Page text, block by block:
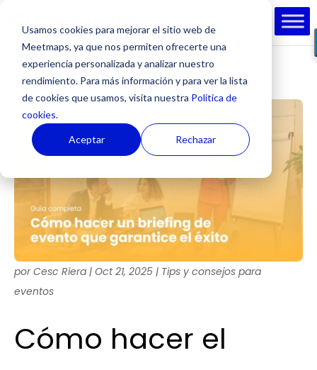
Usamos cookies para mejorar el sitio web de
Meetmaps, ya que nos permiten ofrecerte una
experiencia personalizada y analizar nuestro
rendimiento. Para más información y para ver la lista
de cookies que usamos, visita nuestra Política de
cookies.
Aceptar Rechazar
Cómo hacer el
porCesc Riera | Oct 21, 2025 | Tips y consejos para
eventos